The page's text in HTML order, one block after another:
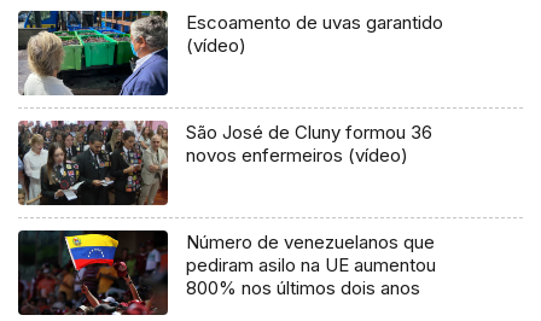
Escoamento de uvas garantido
(vídeo)
São José de Cluny formou 36
novos enfermeiros (vídeo)
Número de venezuelanos que
pediram asilo na UE aumentou
800% nos últimos dois anos